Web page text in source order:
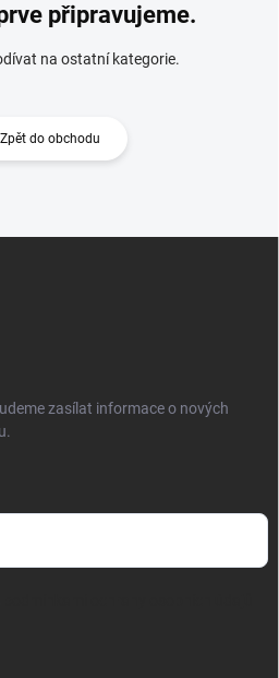
připravujeme.
na ostatní kategorie.
Zpět do obchodu
zasílat informace o nových